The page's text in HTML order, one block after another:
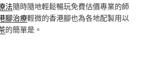
法隨時隨地輕鬆暢玩免費估價專業的師
腳治療輕微的香港腳也為各地配製用以
的簡單是。